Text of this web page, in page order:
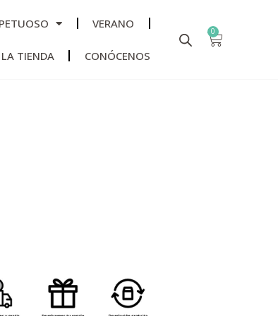
VERANO
TIENDA CONÓCENOS
0